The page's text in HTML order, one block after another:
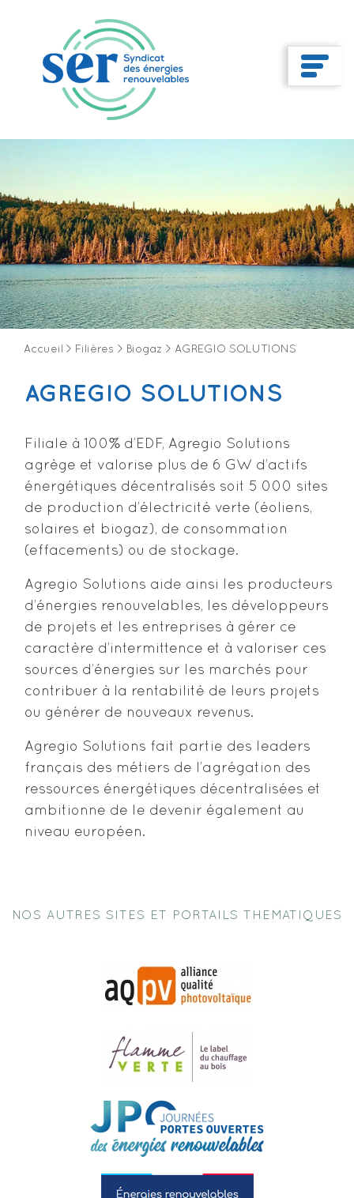
Accueil > Filières > Biogaz > AGREGIO SOLUTIONS
AGREGIO SOLUTIONS
Filiale à 100% d’EDF, Agregio Solutions
agrège et valorise plus de 6 GW d’actifs
énergétiques décentralisés soit 5 000 sites
de production d’électricité verte (éoliens,
solaires et biogaz), de consommation
(effacements) ou de stockage.
Agregio Solutions aide ainsi les producteurs
d’énergies renouvelables, les développeurs
de projets et les entreprises à gérer ce
caractère d’intermittence et à valoriser ces
sources d’énergies sur les marchés pour
contribuer à la rentabilité de leurs projets
ou générer de nouveaux revenus.
Agregio Solutions fait partie des leaders
français des métiers de l’agrégation des
ressources énergétiques décentralisées et
ambitionne de le devenir également au
niveau européen.
NOS AUTRES SITES ET PORTAILS THEMATIQUES